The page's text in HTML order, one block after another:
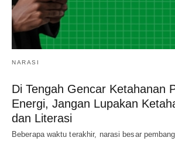
NARASI
Di Tengah Gencar Ketahanan
Energi, Jangan Lupakan
dan Literasi
Beberapa waktu terakhir, narasi besar